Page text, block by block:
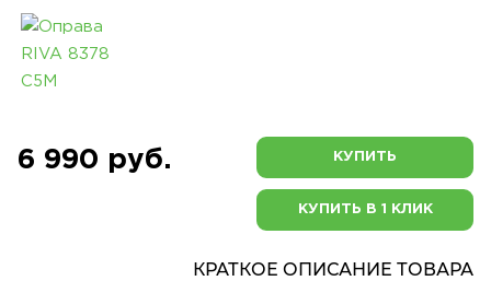
6 990 руб. КУПИТЬ
КУПИТЬ В 1 КЛИК
КРАТКОЕ ОПИСАНИЕ ТОВАРА